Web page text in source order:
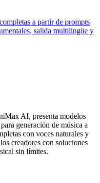
a partir de prompts
salida multilingüe y
AI, presenta modelos
generación de música a
con voces naturales y
creadores con soluciones
sin límites.